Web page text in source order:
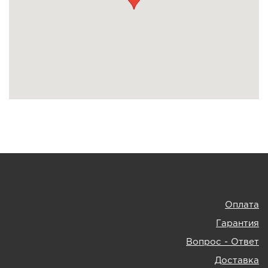
Оплата
Гарантия
Вопрос - Ответ
Доставка